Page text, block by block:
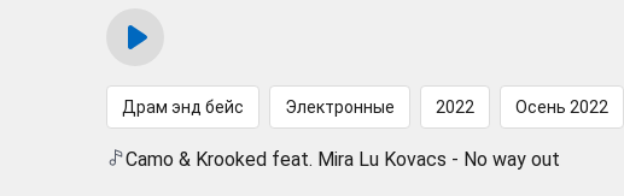
Драм энд бейс Электронные 2022 Осень 2022
Camo & Krooked feat. Mira Lu Kovacs - No way out